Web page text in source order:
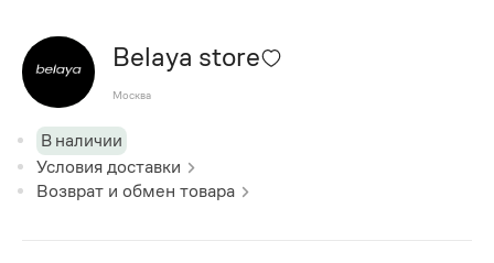
Belaya store
Москва
В наличии
Условия доставки
Возврат и обмен товара